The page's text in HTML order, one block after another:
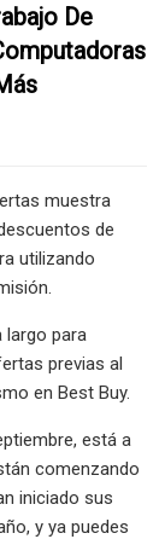
De
muestra
de
utilizando
largo para
previas al
en Best Buy.
está a
comenzando
iniciado sus
y ya puedes